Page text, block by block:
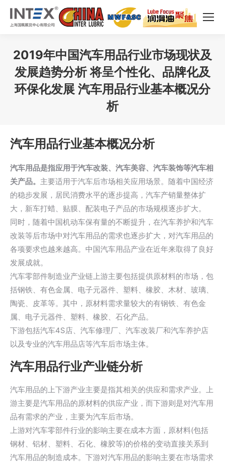
2019年中国汽车用品行业市场现状及
发展趋势分析 将呈个性化、品牌化及
环保化发展 汽车用品行业基本概况分
析
汽车用品行业基本概况分析
汽车用品是指应用于汽车改装、汽车美容、汽车装饰等汽车相
关产品。 主要适用于汽车后市场相关应用场景。随着中国经济
的稳步发展，居民消费水平的逐步提高，汽车产销量整体扩
大，新车打蜡、贴膜、配装电子产品的市场规模逐步扩大。
同时，随着中国机动车保有量的不断提升，在汽车养护和汽车
改装等后市场中对汽车用品的需求也逐步扩大，对汽车用品的
各项要求也越来越高。中国汽车用品产业在近年来取得了良好
发展成就。
汽车零部件制造业产业链上游主要包括提供原材料的市场，包
括钢铁、有色金属、电子元器件、塑料、橡胶、木材、玻璃、
陶瓷、皮革等。其中，原材料需求量较大的有钢铁、有色金
属、电子元器件、塑料、橡胶、石化产品。
下游包括汽车4S店、汽车修理厂、汽车改装厂和汽车养护店
以及专业的汽车用品店等汽车后市场主体。
汽车用品行业产业链分析
汽车用品的上下游产业主要是指其相关的供应和需求产业。上
游主要是汽车用品的原材料的供应产业，而下游则是对汽车用
品有需求的产业，主要为汽车后市场。
上游对汽车零部件行业的影响主要在成本方面，原材料(包括
钢材、铝材、塑料、石化、橡胶等)的价格的变动直接关系到
汽车用品的制造成本。下游对汽车用品的影响主要在市场需求